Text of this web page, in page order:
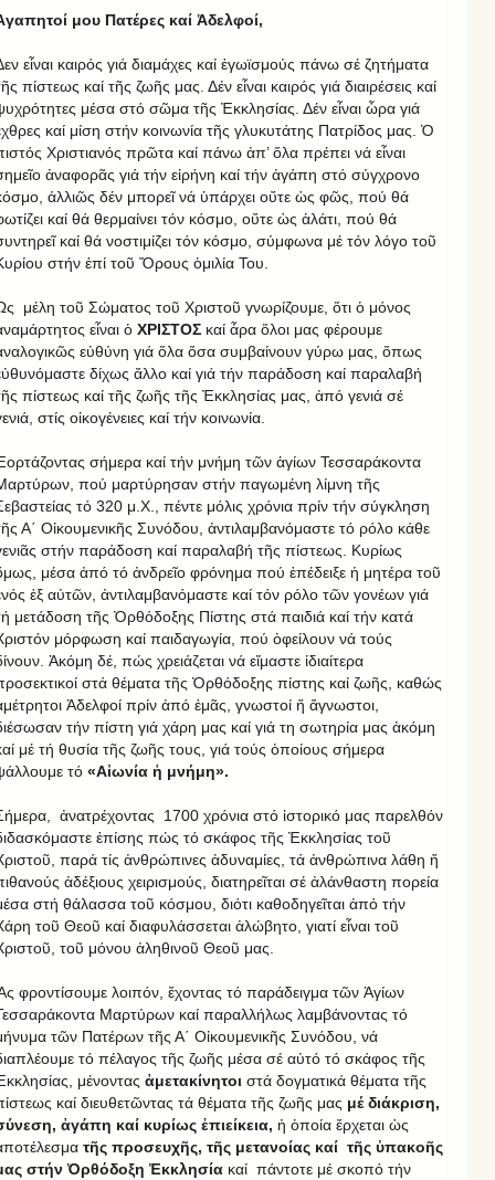
μου Πατέρες καί Ἀδελφοί,
εἶναι καιρός γιά διαμάχες καί ἐγωϊσμούς πάνω σέ ζητήματα
πίστεως καί τῆς ζωῆς μας. Δέν εἶναι καιρός γιά διαιρέσεις καί
μέσα στό σῶμα τῆς Ἐκκλησίας. Δέν εἶναι ὧρα γιά
καί μίση στήν κοινωνία τῆς γλυκυτάτης Πατρίδος μας. Ὁ
Χριστιανός πρῶτα καί πάνω ἀπ’ ὅλα πρέπει νά εἶναι
ἀναφορᾶς γιά τήν εἰρήνη καί τήν ἀγάπη στό σύγχρονο
ἀλλιῶς δέν μπορεῖ νά ὑπάρχει οὔτε ὡς φῶς, πού θά
καί θά θερμαίνει τόν κόσμο, οὔτε ὡς ἁλάτι, πού θά
καί θά νοστιμίζει τόν κόσμο, σύμφωνα μέ τόν λόγο τοῦ
στήν ἐπί τοῦ Ὄρους ὁμιλία Του.
μέλη τοῦ Σώματος τοῦ Χριστοῦ γνωρίζουμε, ὅτι ὁ μόνος
εἶναι ὁ ΧΡΙΣΤΟΣ καί ἆρα ὅλοι μας φέρουμε
εὐθύνη γιά ὅλα ὅσα συμβαίνουν γύρω μας, ὅπως
δίχως ἄλλο καί γιά τήν παράδοση καί παραλαβή
πίστεως καί τῆς ζωῆς τῆς Ἐκκλησίας μας, ἀπό γενιά σέ
στίς οἰκογένειες καί τήν κοινωνία.
σήμερα καί τήν μνήμη τῶν ἁγίων Τεσσαράκοντα
πού μαρτύρησαν στήν παγωμένη λίμνη τῆς
τό 320 μ.Χ., πέντε μόλις χρόνια πρίν τήν σύγκληση
Α΄ Οἰκουμενικῆς Συνόδου, ἀντιλαμβανόμαστε τό ρόλο κάθε
στήν παράδοση καί παραλαβή τῆς πίστεως. Κυρίως
μέσα ἀπό τό ἀνδρεῖο φρόνημα πού ἐπέδειξε ἡ μητέρα τοῦ
ἐξ αὐτῶν, ἀντιλαμβανόμαστε καί τόν ρόλο τῶν γονέων γιά
μετάδοση τῆς Ὀρθόδοξης Πίστης στά παιδιά καί τήν κατά
μόρφωση καί παιδαγωγία, πού ὀφείλουν νά τούς
Ἀκόμη δέ, πώς χρειάζεται νά εἴμαστε ἰδιαίτερα
στά θέματα τῆς Ὀρθόδοξης πίστης καί ζωῆς, καθώς
Ἀδελφοί πρίν ἀπό ἐμᾶς, γνωστοί ἤ ἄγνωστοι,
τήν πίστη γιά χάρη μας καί γιά τη σωτηρία μας ἀκόμη
μέ τή θυσία τῆς ζωῆς τους, γιά τούς ὁποίους σήμερα
τό «Αἰωνία ἡ μνήμη».
ἀνατρέχοντας 1700 χρόνια στό ἱστορικό μας παρελθόν
ἐπίσης πώς τό σκάφος τῆς Ἐκκλησίας τοῦ
παρά τίς ἀνθρώπινες ἀδυναμίες, τά ἀνθρώπινα λάθη ἤ
ἀδέξιους χειρισμούς, διατηρεῖται σέ ἀλάνθαστη πορεία
στή θάλασσα τοῦ κόσμου, διότι καθοδηγεῖται ἀπό τήν
τοῦ Θεοῦ καί διαφυλάσσεται ἀλώβητο, γιατί εἶναι τοῦ
τοῦ μόνου ἀληθινοῦ Θεοῦ μας.
φροντίσουμε λοιπόν, ἔχοντας τό παράδειγμα τῶν Ἁγίων
Μαρτύρων καί παραλλήλως λαμβάνοντας τό
τῶν Πατέρων τῆς Α΄ Οἰκουμενικῆς Συνόδου, νά
τό πέλαγος τῆς ζωῆς μέσα σέ αὐτό τό σκάφος τῆς
μένοντας ἀμετακίνητοι στά δογματικά θέματα τῆς
καί διευθετῶντας τά θέματα τῆς ζωῆς μας μέ διάκριση,
ἀγάπη καί κυρίως ἐπιείκεια, ἡ ὁποία ἔρχεται ὡς
τῆς προσευχῆς, τῆς μετανοίας καί τῆς ὑπακοῆς
στήν Ὀρθόδοξη Ἐκκλησία καί πάντοτε μέ σκοπό τήν